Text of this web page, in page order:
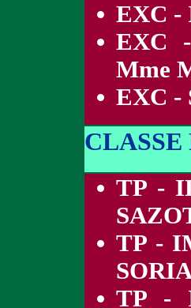
EXC -
EXC
Mme
EXC -
CLASSE
TP -
TP -
TP -